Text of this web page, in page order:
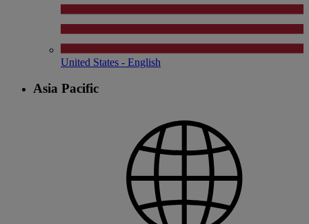
United States - English
Asia Pacific